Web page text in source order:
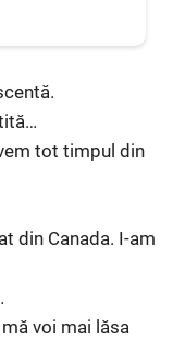
tot timpul din
din Canada. I-am
voi mai lăsa